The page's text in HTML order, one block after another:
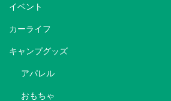
イベント
カーライフ
キャンプグッズ
アパレル
おもちゃ